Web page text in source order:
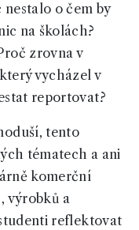
o čem by
na školách?
zrovna v
vycházel v
reportovat?
tento
tématech a ani
komerční
výrobků a
reflektovat